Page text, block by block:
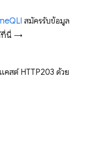
สมัครรับข้อมูล
ที่นี่ →
สต์ HTTP203 ด้วย